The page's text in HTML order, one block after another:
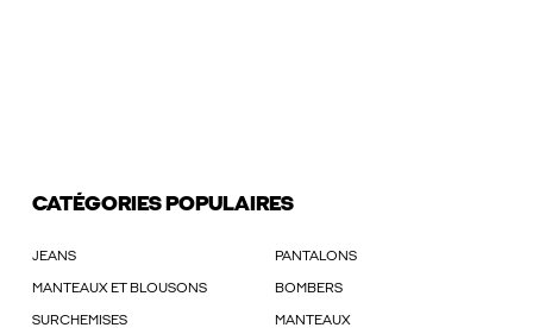
CATÉGORIES POPULAIRES
JEANS PANTALONS
MANTEAUX ET BLOUSONS BOMBERS
SURCHEMISES MANTEAUX